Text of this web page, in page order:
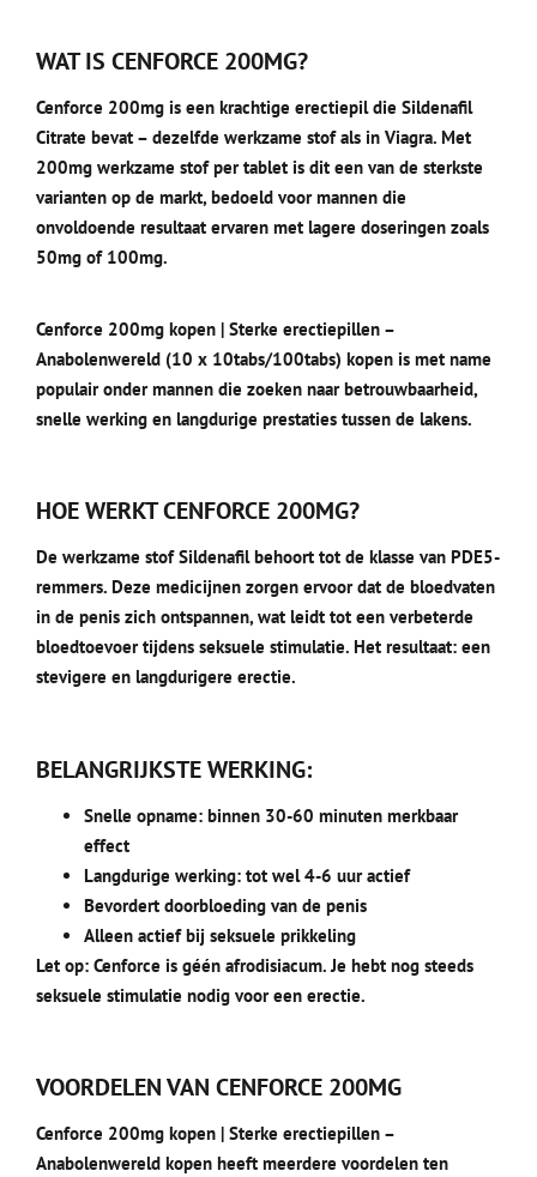
WAT IS CENFORCE 200MG?
Cenforce 200mg is een krachtige erectiepil die Sildenafil
Citrate bevat – dezelfde werkzame stof als in Viagra. Met
200mg werkzame stof per tablet is dit een van de sterkste
varianten op de markt, bedoeld voor mannen die
onvoldoende resultaat ervaren met lagere doseringen zoals
50mg of 100mg.
Cenforce 200mg kopen | Sterke erectiepillen –
Anabolenwereld (10 x 10tabs/100tabs) kopen is met name
populair onder mannen die zoeken naar betrouwbaarheid,
snelle werking en langdurige prestaties tussen de lakens.
HOE WERKT CENFORCE 200MG?
De werkzame stof Sildenafil behoort tot de klasse van PDE5-
remmers. Deze medicijnen zorgen ervoor dat de bloedvaten
in de penis zich ontspannen, wat leidt tot een verbeterde
bloedtoevoer tijdens seksuele stimulatie. Het resultaat: een
stevigere en langdurigere erectie.
BELANGRIJKSTE WERKING:
Snelle opname: binnen 30-60 minuten merkbaar
effect
Langdurige werking: tot wel 4-6 uur actief
Bevordert doorbloeding van de penis
Alleen actief bij seksuele prikkeling
Let op: Cenforce is géén afrodisiacum. Je hebt nog steeds
seksuele stimulatie nodig voor een erectie.
VOORDELEN VAN CENFORCE 200MG
Cenforce 200mg kopen | Sterke erectiepillen –
Anabolenwereld kopen heeft meerdere voordelen ten